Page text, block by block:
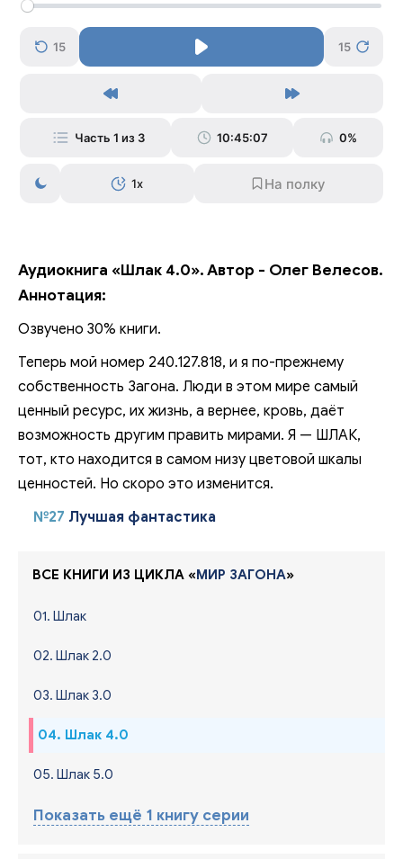
15 15
Часть 1 из 3 10:45:07 0%
1x
Аудиокнига «Шлак 4.0». Автор - Олег Велесов.
Аннотация:
Озвучено 30% книги.
Теперь мой номер 240.127.818, и я по-прежнему
собственность Загона. Люди в этом мире самый
ценный ресурс, их жизнь, а вернее, кровь, даёт
возможность другим править мирами. Я — ШЛАК,
тот, кто находится в самом низу цветовой шкалы
ценностей. Но скоро это изменится.
№27 Лучшая фантастика
ВСЕ КНИГИ ИЗ ЦИКЛА «МИР ЗАГОНА»
01. Шлак
02. Шлак 2.0
03. Шлак 3.0
04. Шлак 4.0
05. Шлак 5.0
Показать ещё 1 книгу серии